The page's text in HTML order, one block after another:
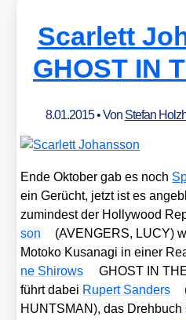
Scarlett
GHOST IN
8.01.2015• Von Stefan
Ende Okto­ber gab es noch
ein Gerücht, jetzt ist es
zumin­dest der Hol­ly­wood
son
(AVENGERS, LUCY)
Moto­ko Kusa­na­gi in einer
ne Shirows
GHOST IN
führt dabei Rupert San­ders
HUNTSMAN), das